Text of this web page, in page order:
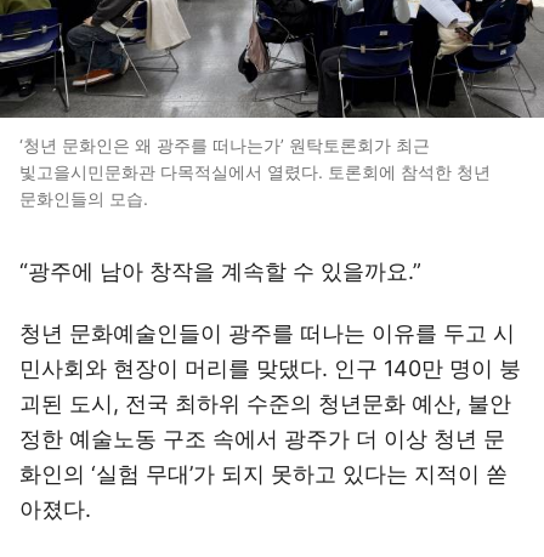
‘청년 문화인은 왜 광주를 떠나는가’ 원탁토론회가 최근
빛고을시민문화관 다목적실에서 열렸다. 토론회에 참석한 청년
문화인들의 모습.
“광주에 남아 창작을 계속할 수 있을까요.”
청년 문화예술인들이 광주를 떠나는 이유를 두고 시
민사회와 현장이 머리를 맞댔다. 인구 140만 명이 붕
괴된 도시, 전국 최하위 수준의 청년문화 예산, 불안
정한 예술노동 구조 속에서 광주가 더 이상 청년 문
화인의 ‘실험 무대’가 되지 못하고 있다는 지적이 쏟
아졌다.